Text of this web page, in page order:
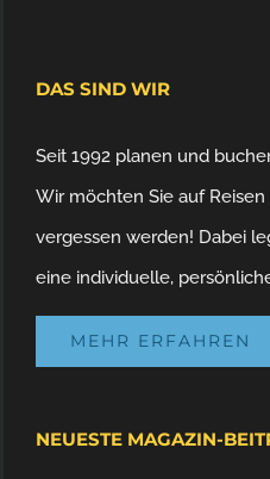
DAS SIND WIR
Seit 1992 planen und
Wir möchten Sie auf
vergessen werden! Dabei
eine individuelle,
MEHR ERFAHREN
NEUESTE MAGAZIN-